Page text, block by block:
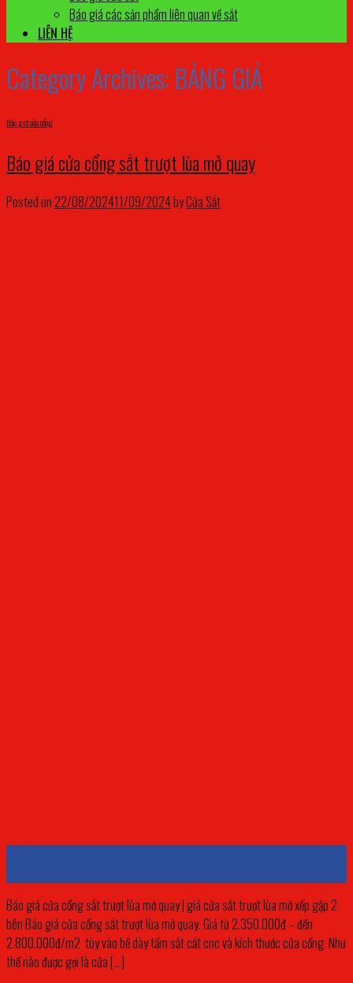
Báo giá các sản phẩm liên quan về sắt
LIÊN HỆ
Category Archives: BẢNG GIÁ
Báo giá cửa cổng
Báo giá cửa cổng sắt trượt lùa mở quay
Posted on22/08/202411/09/2024byCửa Sắt
Báo giá cửa cổng sắt trượt lùa mở quay | giá cửa sắt trượt lùa mở xếp gập 2
bên Báo giá cửa cổng sắt trượt lùa mở quay. Giá từ 2.350.000đ – đến
2.800.000đ/m2 tùy vào bề dày tấm sắt cắt cnc và kích thước cửa cổng. Như
thế nào được gọi là cửa […]